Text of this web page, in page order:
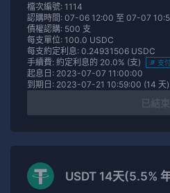
檔次編號: 1114
認購時間: 07-06 12:00 至 07-07
債權認購: 500 支
每支單位: 100.0 USDC
每支約定利息: 0.24931506 USDC
手續費: 約定利息的 20.0% (支)
支
起息日: 2023-07-07 11:00:00
到期日: 2023-07-21 10:59:00 (14 天)
USDT 14天(5.5%